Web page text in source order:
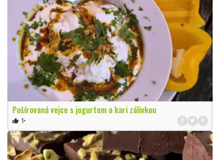
Pošírovaná vejce s jogurtem a kari zálivkou
thumb_up 1×